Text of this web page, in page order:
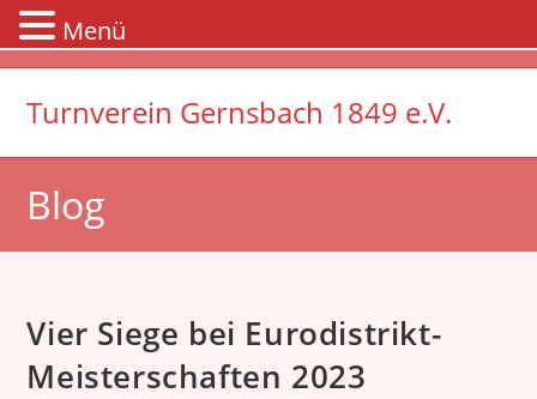
Zum
springen
Turnverein Gernsbach 1849 e.V.
Blog
Vier Siege bei Eurodistrikt-
Meisterschaften 2023
Menü